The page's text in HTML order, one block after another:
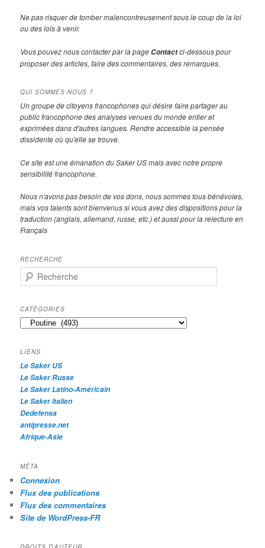
Ne pas risquer de tomber malencontreusement sous le coup de la loi
ou des lois à venir.
Vous pouvez nous contacter par la page Contactci-dessous pour
proposer des articles, faire des commentaires, des remarques.
QUI SOMMES-NOUS ?
Un groupe de citoyens francophones qui désire faire partager au
public francophone des analyses venues du monde entier et
exprimées dans d'autres langues. Rendre accessible la pensée
dissidente où qu'elle se trouve.
Ce site est une émanation du Saker US mais avec notre propre
sensibilité francophone.
Nous n'avons pas besoin de vos dons, nous sommes tous bénévoles,
mais vos talents sont bienvenus si vous avez des dispositions pour la
traduction (anglais, allemand, russe, etc.) et aussi pour la relecture en
Français
RECHERCHE
e
h
e
r
h
e
CATÉGORIES
Catégories
LIENS
Le Saker US
Le Saker Russe
Le Saker Latino-Américain
Le Saker Italien
Dedefensa
antipresse.net
Afrique-Asie
MÉTA
Connexion
Flux des publications
Flux des commentaires
Site de WordPress-FR